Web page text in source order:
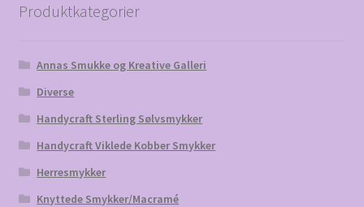
Produktkategorier
Annas Smukke og Kreative Galleri
Diverse
Handycraft Sterling Sølvsmykker
Handycraft Viklede Kobber Smykker
Herresmykker
Knyttede Smykker/Macramé